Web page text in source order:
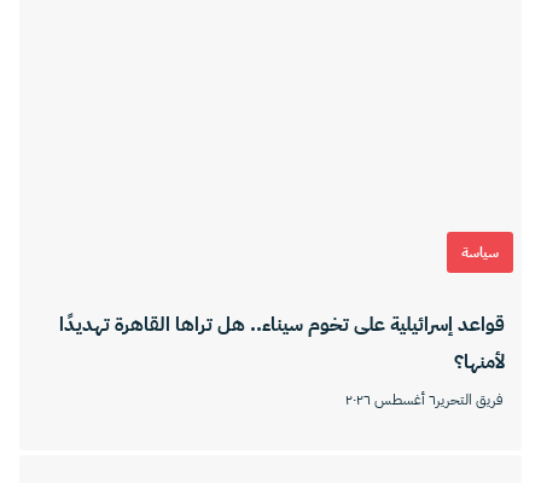
سياسة
قواعد إسرائيلية على تخوم سيناء.. هل تراها القاهرة تهديدًا
لأمنها؟
فريق التحرير٦ أغسطس ٢٠٢٦